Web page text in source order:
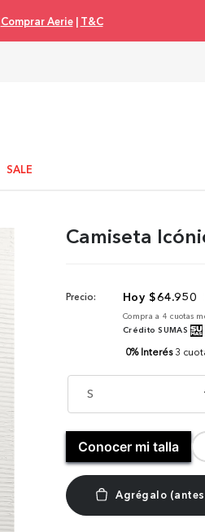
tu tarjeta de crédito 3 cuotas 0%
SALE
Camiseta
Precio: $64.950
Compra a 4 cuotas
Crédito SUMAS
0% Interés 3
S
Conocer mi talla